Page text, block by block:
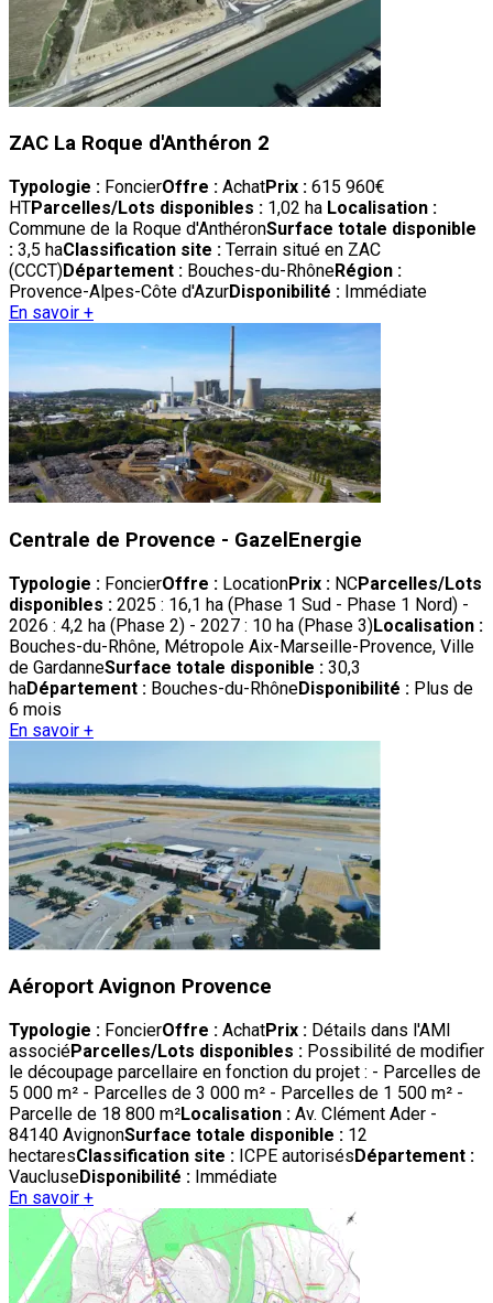
ZAC La Roque d'Anthéron 2
Typologie : FoncierOffre : AchatPrix : 615 960€
HTParcelles/Lots disponibles : 1,02 ha Localisation :
Commune de la Roque d'AnthéronSurface totale disponible
: 3,5 haClassification site : Terrain situé en ZAC
(CCCT)Département : Bouches-du-RhôneRégion :
Provence-Alpes-Côte d'AzurDisponibilité : Immédiate
En savoir +
Centrale de Provence - GazelEnergie
Typologie : FoncierOffre : LocationPrix : NCParcelles/Lots
disponibles : 2025 : 16,1 ha (Phase 1 Sud - Phase 1 Nord) -
2026 : 4,2 ha (Phase 2) - 2027 : 10 ha (Phase 3)Localisation :
Bouches-du-Rhône, Métropole Aix-Marseille-Provence, Ville
de GardanneSurface totale disponible : 30,3
haDépartement : Bouches-du-RhôneDisponibilité : Plus de
6 mois
En savoir +
Aéroport Avignon Provence
Typologie : FoncierOffre : AchatPrix : Détails dans l'AMI
associéParcelles/Lots disponibles : Possibilité de modifier
le découpage parcellaire en fonction du projet : - Parcelles de
5 000 m² - Parcelles de 3 000 m² - Parcelles de 1 500 m² -
Parcelle de 18 800 m²Localisation : Av. Clément Ader -
84140 AvignonSurface totale disponible : 12
hectaresClassification site : ICPE autorisésDépartement :
VaucluseDisponibilité : Immédiate
En savoir +